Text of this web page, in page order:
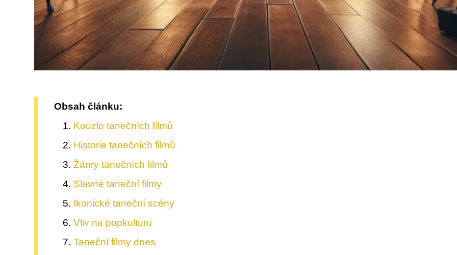
Obsah článku:
Kouzlo tanečních filmů
Historie tanečních filmů
Žánry tanečních filmů
Slavné taneční filmy
Ikonické taneční scény
Vliv na popkulturu
Taneční filmy dnes